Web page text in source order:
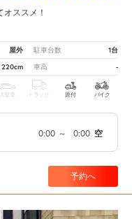
オススメ！
屋外 駐車台数 1台
220cm 車高 -
大型車 トラック 原付 バイク
0:00 ～ 0:00 空
予約へ